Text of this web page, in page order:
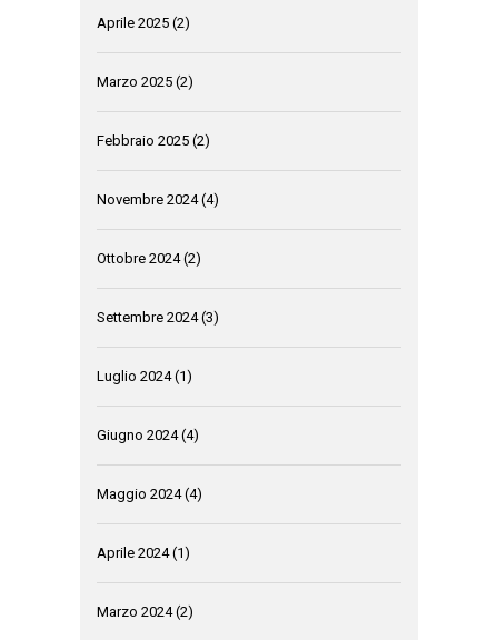
Aprile 2025 (2)
Marzo 2025 (2)
Febbraio 2025 (2)
Novembre 2024(4)
Ottobre 2024(2)
Settembre 2024(3)
Luglio 2024(1)
Giugno 2024(4)
Maggio 2024(4)
Aprile 2024(1)
Marzo 2024(2)